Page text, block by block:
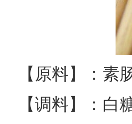
【原料】：素
【调料】：白